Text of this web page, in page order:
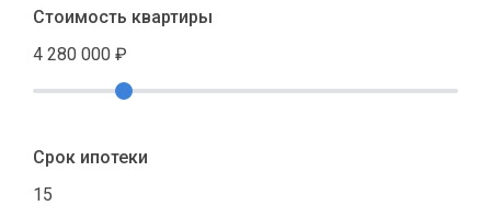
Стоимость квартиры
4 280 000 ₽
Срок ипотеки
15